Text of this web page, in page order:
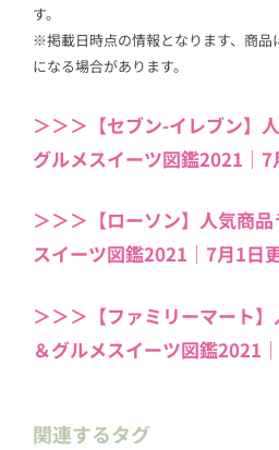
す。
※掲載日時点の情報となります、商品
になる場合があります。
＞＞＞【セブン-イレブン】
グルメスイーツ図鑑2021｜7
＞＞＞【ローソン】人気商
スイーツ図鑑2021｜7月1日
＞＞＞【ファミリーマート
＆グルメスイーツ図鑑2021
関連するタグ